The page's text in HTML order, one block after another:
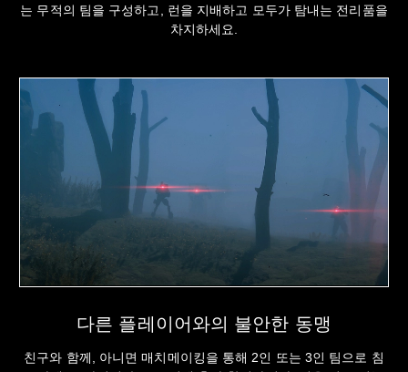
는 무적의 팀을 구성하고, 런을 지배하고 모두가 탐내는 전리품을
차지하세요.
다른 플레이어와의 불안한 동맹
친구와 함께, 아니면 매치메이킹을 통해 2인 또는 3인 팀으로 침